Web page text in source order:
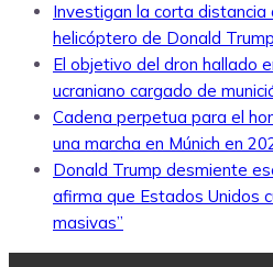
Investigan la corta distancia
helicóptero de Donald
El objetivo del dron hallado
ucraniano cargado de
Cadena perpetua para el
una marcha en Múnich en
Donald Trump desmiente
afirma que Estados Unidos
masivas”